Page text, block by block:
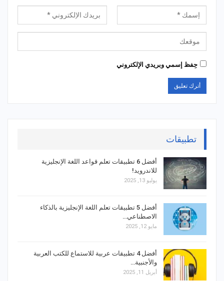
حِفظ إسمي وبريدي الإلكتروني
تطبيقات
أفضل 6 تطبيقات تعلم قواعد اللغة الإنجليزية
للاندرويد!
يوليو 13, 2025
أفضل 5 تطبيقات تعلم اللغة الإنجليزية بالذكاء
الاصطناعي…
مايو 12, 2025
أفضل 4 تطبيقات عربية للاستماع للكتب العربية
والأجنبية…
أبريل 11, 2025